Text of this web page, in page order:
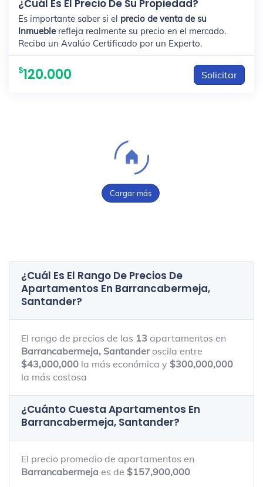
¿Cuál Es El Precio De Su Propiedad?
Es importante saber si el precio de venta de su
Inmueble refleja realmente su precio en el mercado.
Reciba un Avalúo Certificado por un Experto.
120.000 Solicitar
Cargar más
¿Cuál Es El Rango De Precios De
Apartamentos En Barrancabermeja,
Santander?
El rango de precios de las 13 apartamentos en
Barrancabermeja, Santanderoscila entre
$43,000,000 la más económica y $300,000,000
la más costosa
¿Cuánto Cuesta Apartamentos En
Barrancabermeja, Santander?
El precio promedio de apartamentos en
Barrancabermeja es de $157,900,000